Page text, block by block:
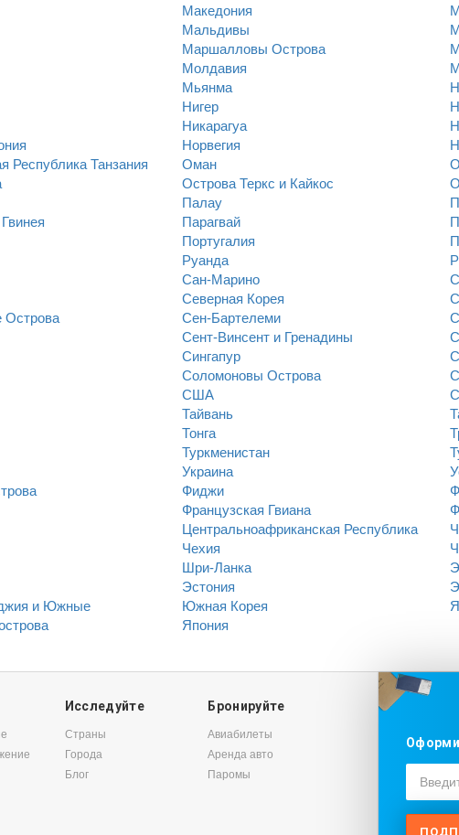
Македония
Мальдивы
Маршалловы Острова
Молдавия
Мьянма
Нигер
Никарагуа
Норвегия
Республика Танзания Оман
Острова Теркс и Кайкос
Палау
Парагвай
Португалия
Руанда
Сан-Марино
Северная Корея
Острова Сен-Бартелеми
Сент-Винсент и Гренадины
Сингапур
Соломоновы Острова
США
Тайвань
Тонга
Туркменистан
Украина
Фиджи
Французская Гвиана
Центральноафриканская Республика
Чехия
Шри-Ланка
Эстония
и Южные
Южная Корея
Япония
Исследуйте
Страны
Города
Блог
Бронируйте
Авиабилеты
Аренда авто
Паромы